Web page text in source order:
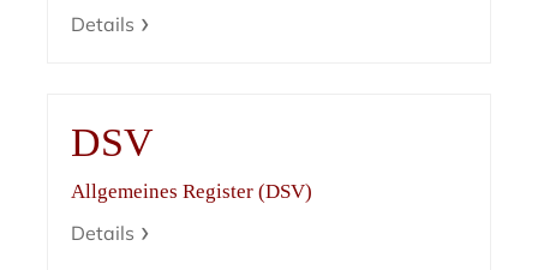
Details
DSV
Allgemeines Register (DSV)
Details